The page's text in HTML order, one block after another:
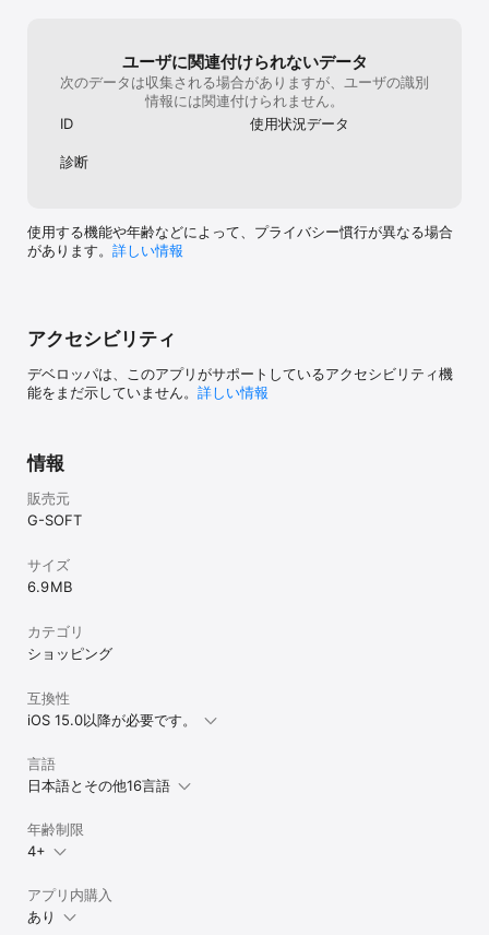
ユーザに関連付けられないデータ
次のデータは収集される場合がありますが、ユーザの識別
情報には関連付けられません。
ID
使用状況データ
診断
使用する機能や年齢などによって、プライバシー慣行が異なる場合
があります。 詳しい情報
アクセシビリティ
デベロッパは、このアプリがサポートしているアクセシビリティ機
能をまだ示していません。 詳しい情報
情報
販売元
G-SOFT
サイズ
6.9 MB
カテゴリ
ショッピング
互換性
iOS 15.0以降が必要です。
言語
日本語とその他16言語
年齢制限
4+
アプリ内購入
あり